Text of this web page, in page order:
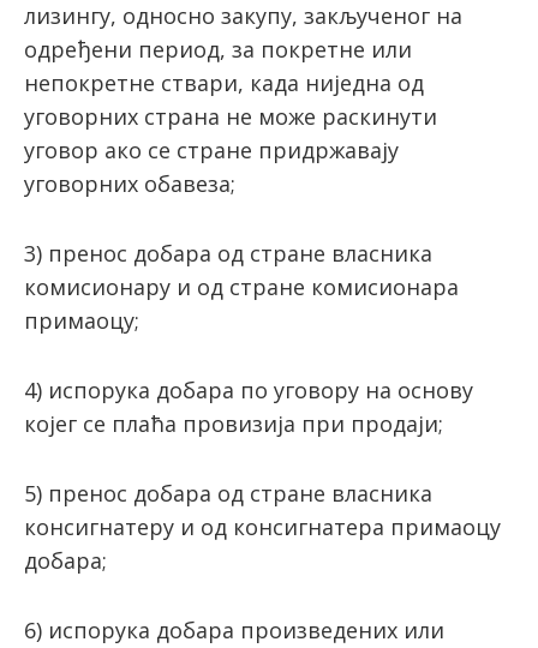
лизингу, односно закупу, закљученог на
одређени период, за покретне или
непокретне ствари, када ниједна од
уговорних страна не може раскинути
уговор ако се стране придржавају
уговорних обавеза;
3) пренос добара од стране власника
комисионару и од стране комисионара
примаоцу;
4) испорука добара по уговору на основу
којег се плаћа провизија при продаји;
5) пренос добара од стране власника
консигнатеру и од консигнатера примаоцу
добара;
6) испорука добара произведених или